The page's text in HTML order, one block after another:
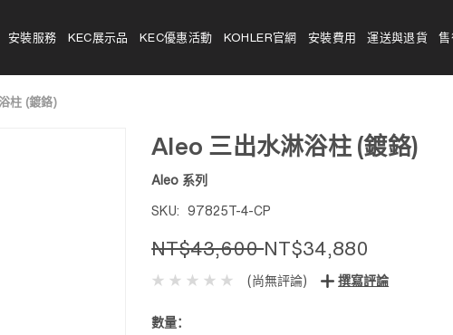
安裝服務 KEC展示品 KEC優惠活動 KOHLER官網 安裝費用 運送與退貨
柱 (鍍鉻)
Aleo 三出水淋浴柱 (鍍鉻)
Aleo 系列
SKU: 97825T-4-CP
NT$43,600NT$34,880
(尚無評論) 撰寫評論
目前
數量：